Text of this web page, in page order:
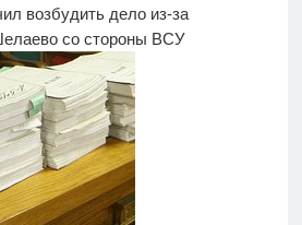
возбудить дело из-за
со стороны ВСУ